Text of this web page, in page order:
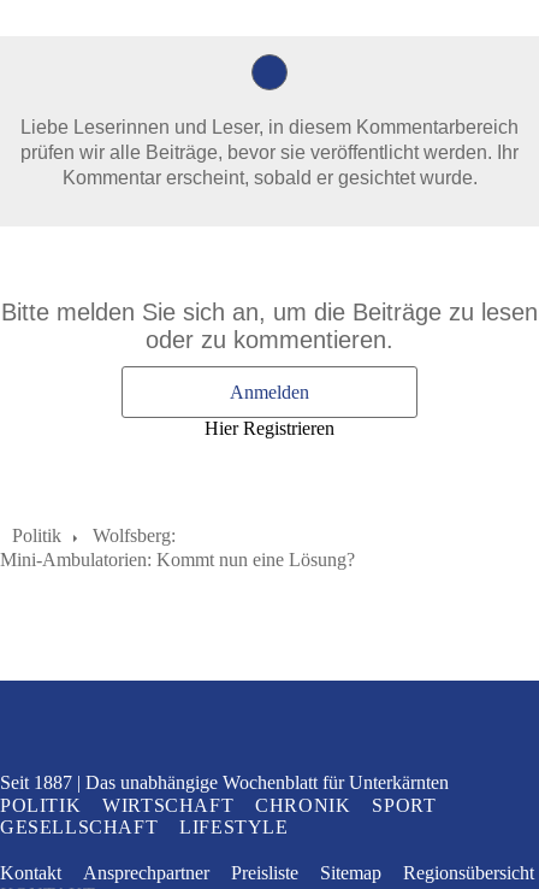
Liebe Leserinnen und Leser, in diesem Kommentarbereich
prüfen wir alle Beiträge, bevor sie veröffentlicht werden. Ihr
Kommentar erscheint, sobald er gesichtet wurde.
Bitte melden Sie sich an, um die Beiträge zu lesen
oder zu kommentieren.
Anmelden
Hier Registrieren
Politik
Wolfsberg:
Mini-Ambulatorien: Kommt nun eine Lösung?
Seit 1887 Das unabhängige Wochenblatt für Unterkärnten
POLITIK
WIRTSCHAFT CHRONIK
SPORT
GESELLSCHAFT
LIFESTYLE
Kontakt Ansprechpartner Preisliste Sitemap
Regionsübersicht